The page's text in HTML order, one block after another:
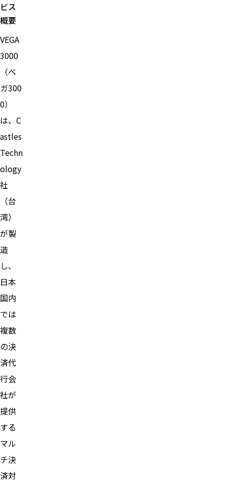
ビス
概要
VEGA
3000
（ベ
ガ300
0）
は、C
astles
Techn
ology
社
（台
湾）
が製
造
し、
日本
国内
では
複数
の決
済代
行会
社が
提供
する
マル
チ決
済対